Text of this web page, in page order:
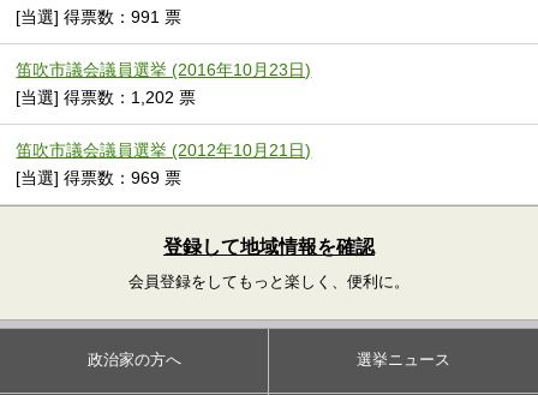
[当選] 得票数：991 票
笛吹市議会議員選挙 (2016年10月23日)
[当選] 得票数：1,202 票
笛吹市議会議員選挙 (2012年10月21日)
[当選] 得票数：969 票
登録して地域情報を確認
会員登録をしてもっと楽しく、便利に。
政治家の方へ 選挙ニュース